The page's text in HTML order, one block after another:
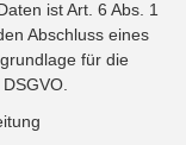
ist Art. 6 Abs. 1
Abschluss eines
für die